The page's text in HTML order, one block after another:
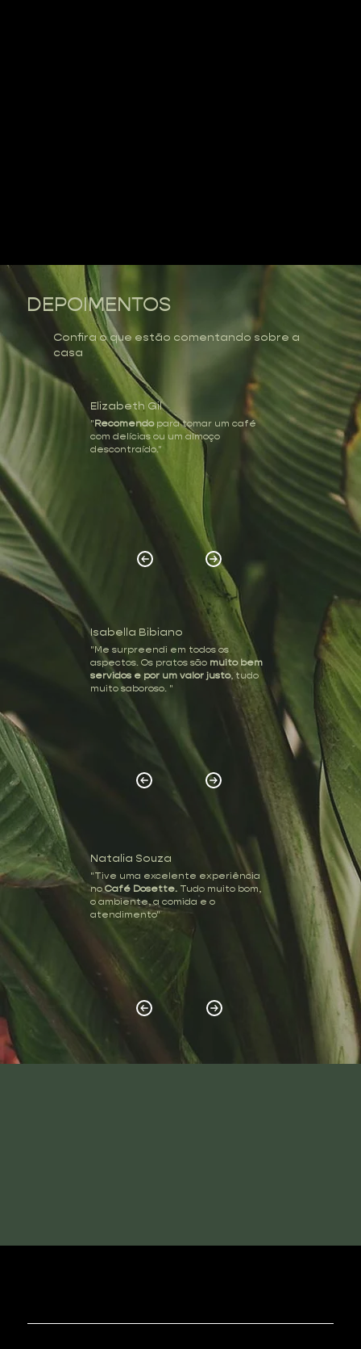
DEPOIMENTOS
Confira o que estão comentando sobre a
casa
Elizabeth Gil
" Recomendopara tomar um café
com delícias ou um almoço
descontraído."
Isabella Bibiano
"Me surpreendi em todos os
aspectos. Os pratos são muito bem
servidos e por um valor justo, tudo
muito saboroso. "
Natalia Souza
"Tive uma excelente experiência
noCafé Dosette. Tudo muito bom,
o ambiente, a comida e o
atendimento"